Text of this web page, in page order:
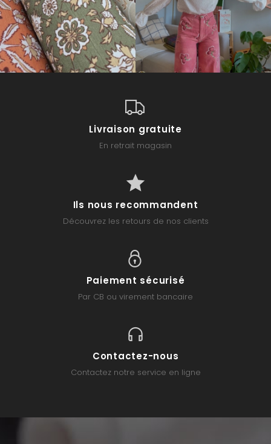
Livraison gratuite
En retrait magasin
Ils nous recommandent
Découvrez les retours de nos clients
Paiement sécurisé
Par CB ou virement bancaire
Contactez-nous
Contactez notre service en ligne